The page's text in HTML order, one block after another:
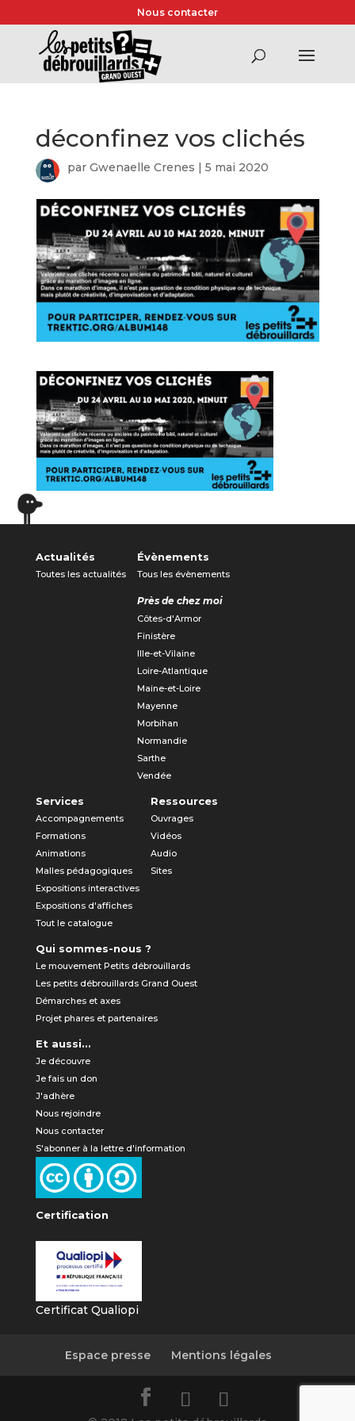
Nous contacter
déconfinez vos clichés
par Gwenaelle Crenes | 5 mai 2020
Actualités
Toutes les actualités
Évènements
Tous les évènements
Près de chez moi
Côtes-d'Armor
Finistère
Ille-et-Vilaine
Loire-Atlantique
Maine-et-Loire
Mayenne
Morbihan
Normandie
Sarthe
Vendée
Services
Accompagnements
Formations
Animations
Malles pédagogiques
Expositions interactives
Expositions d'affiches
Tout le catalogue
Ressources
Ouvrages
Vidéos
Audio
Sites
Qui sommes-nous ?
Le mouvement Petits débrouillards
Les petits débrouillards Grand Ouest
Démarches et axes
Projet phares et partenaires
Et aussi...
Je découvre
Je fais un don
J'adhère
Nous rejoindre
Nous contacter
S'abonner à la lettre d'information
Certification
Certificat Qualiopi
Espace presse Mentions légales